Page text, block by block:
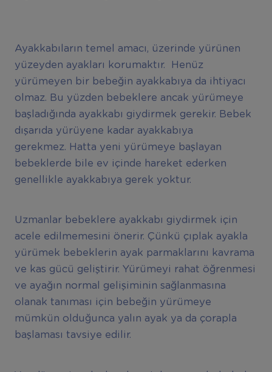
Ayakkabıların temel amacı, üzerinde yürünen
yüzeyden ayakları korumaktır. Henüz
yürümeyen bir bebeğin ayakkabıya da ihtiyacı
olmaz. Bu yüzden bebeklere ancak yürümeye
başladığında ayakkabı giydirmek gerekir. Bebek
dışarıda yürüyene kadar ayakkabıya
gerekmez. Hatta yeni yürümeye başlayan
bebeklerde bile ev içinde hareket ederken
genellikle ayakkabıya gerek yoktur.
Uzmanlar bebeklere ayakkabı giydirmek için
acele edilmemesini önerir. Çünkü çıplak ayakla
yürümek bebeklerin ayak parmaklarını kavrama
ve kas gücü geliştirir. Yürümeyi rahat öğrenmesi
ve ayağın normal gelişiminin sağlanmasına
olanak tanıması için bebeğin yürümeye
mümkün olduğunca yalın ayak ya da çorapla
başlaması tavsiye edilir.